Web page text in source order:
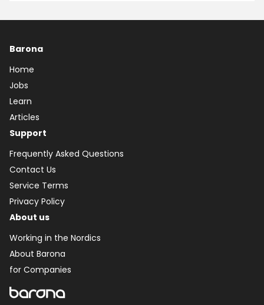
Barona
Home
Jobs
Learn
Articles
Support
Frequently Asked Questions
Contact Us
Service Terms
Privacy Policy
About us
Working in the Nordics
About Barona
for Companies